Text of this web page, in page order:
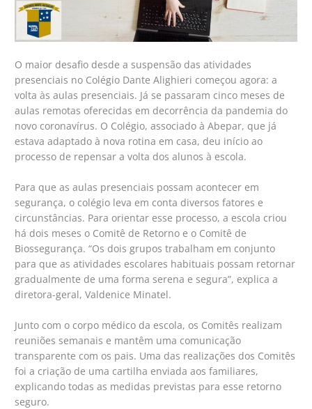
O maior desafio desde a suspensão das atividades
presenciais no Colégio Dante Alighieri começou agora: a
volta às aulas presenciais. Já se passaram cinco meses de
aulas remotas oferecidas em decorrência da pandemia do
novo coronavírus. O Colégio, associado à Abepar, que já
estava adaptado à nova rotina em casa, deu início ao
processo de repensar a volta dos alunos à escola.
Para que as aulas presenciais possam acontecer em
segurança, o colégio leva em conta diversos fatores e
circunstâncias. Para orientar esse processo, a escola criou
há dois meses o Comitê de Retorno e o Comitê de
Biossegurança. “Os dois grupos trabalham em conjunto
para que as atividades escolares habituais possam retornar
gradualmente de uma forma serena e segura”, explica a
diretora-geral, Valdenice Minatel.
Junto com o corpo médico da escola, os Comitês realizam
reuniões semanais e mantêm uma comunicação
transparente com os pais. Uma das realizações dos Comitês
foi a criação de uma cartilha enviada aos familiares,
explicando todas as medidas previstas para esse retorno
seguro.